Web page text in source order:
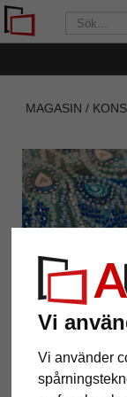
Vi
Vi använder
MAGASIN
En